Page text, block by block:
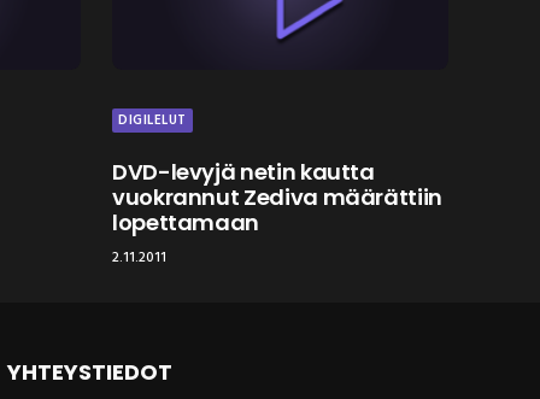
DIGILELUT
DVD-levyjä netin kautta
vuokrannut Zediva määrättiin
lopettamaan
2.11.2011
YHTEYSTIEDOT